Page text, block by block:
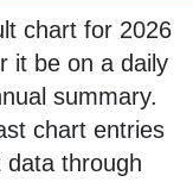
chart for 2026
it be on a daily
summary.
chart entries
data through